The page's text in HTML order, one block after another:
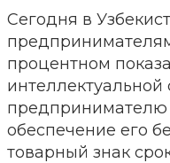
Сегодня в
процентном
интеллектуальной
предпринимателю
обеспечение его
товарный знак